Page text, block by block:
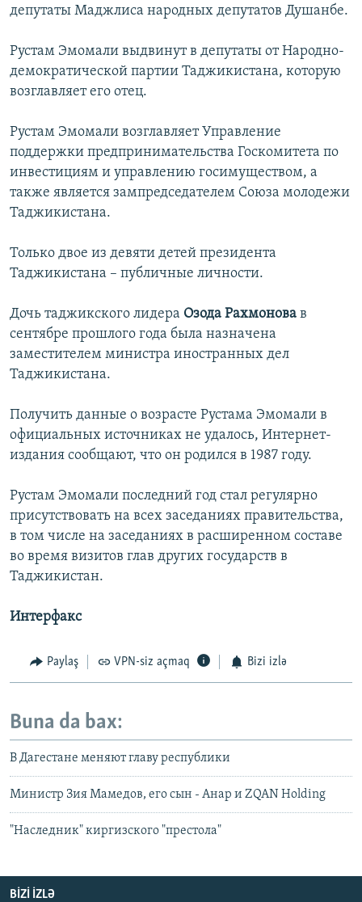
депутаты Маджлиса народных депутатов Душанбе.
Рустам Эмомали выдвинут в депутаты от Народно-
демократической партии Таджикистана, которую
возглавляет его отец.
Рустам Эмомали возглавляет Управление
поддержки предпринимательства Госкомитета по
инвестициям и управлению госимуществом, а
также является зампредседателем Союза молодежи
Таджикистана.
Только двое из девяти детей президента
Таджикистана – публичные личности.
Дочь таджикского лидера Озода Рахмонова в
сентябре прошлого года была назначена
заместителем министра иностранных дел
Таджикистана.
Получить данные о возрасте Рустама Эмомали в
официальных источниках не удалось, Интернет-
издания сообщают, что он родился в 1987 году.
Рустам Эмомали последний год стал регулярно
присутствовать на всех заседаниях правительства,
в том числе на заседаниях в расширенном составе
во время визитов глав других государств в
Таджикистан.
Интерфакс
Paylaş VPN-siz açmaq Bizi izlə
Buna da bax:
В Дагестане меняют главу республики
Министр Зия Мамедов, его сын - Анар и ZQAN Holding
"Наследник" киргизского "престола"
BIZI IZLƏ